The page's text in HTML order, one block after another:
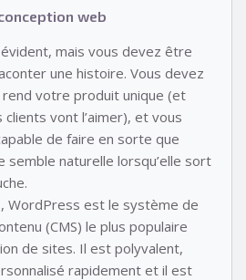
web
mais vous devez être
une histoire. Vous devez
rend votre produit unique (et
vont l’aimer), et vous
de faire en sorte que
semble naturelle lorsqu’elle sort
WordPress est le système de
(CMS) le plus populaire
de sites. Il est polyvalent,
rapidement et il est